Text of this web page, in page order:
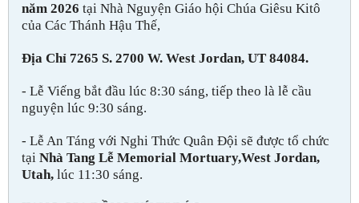
năm 2026 tại Nhà Nguyện Giáo hội Chúa Giêsu Kitô
của Các Thánh Hậu Thế,
Địa Chỉ 7265 S. 2700 W. West Jordan, UT 84084.
- Lễ Viếng bắt đầu lúc 8:30 sáng, tiếp theo là lễ cầu
nguyện lúc 9:30 sáng.
- Lễ An Táng với Nghi Thức Quân Đội sẽ được tổ chức
tại Nhà Tang Lễ Memorial Mortuary,West Jordan,
Utah, lúc 11:30 sáng.